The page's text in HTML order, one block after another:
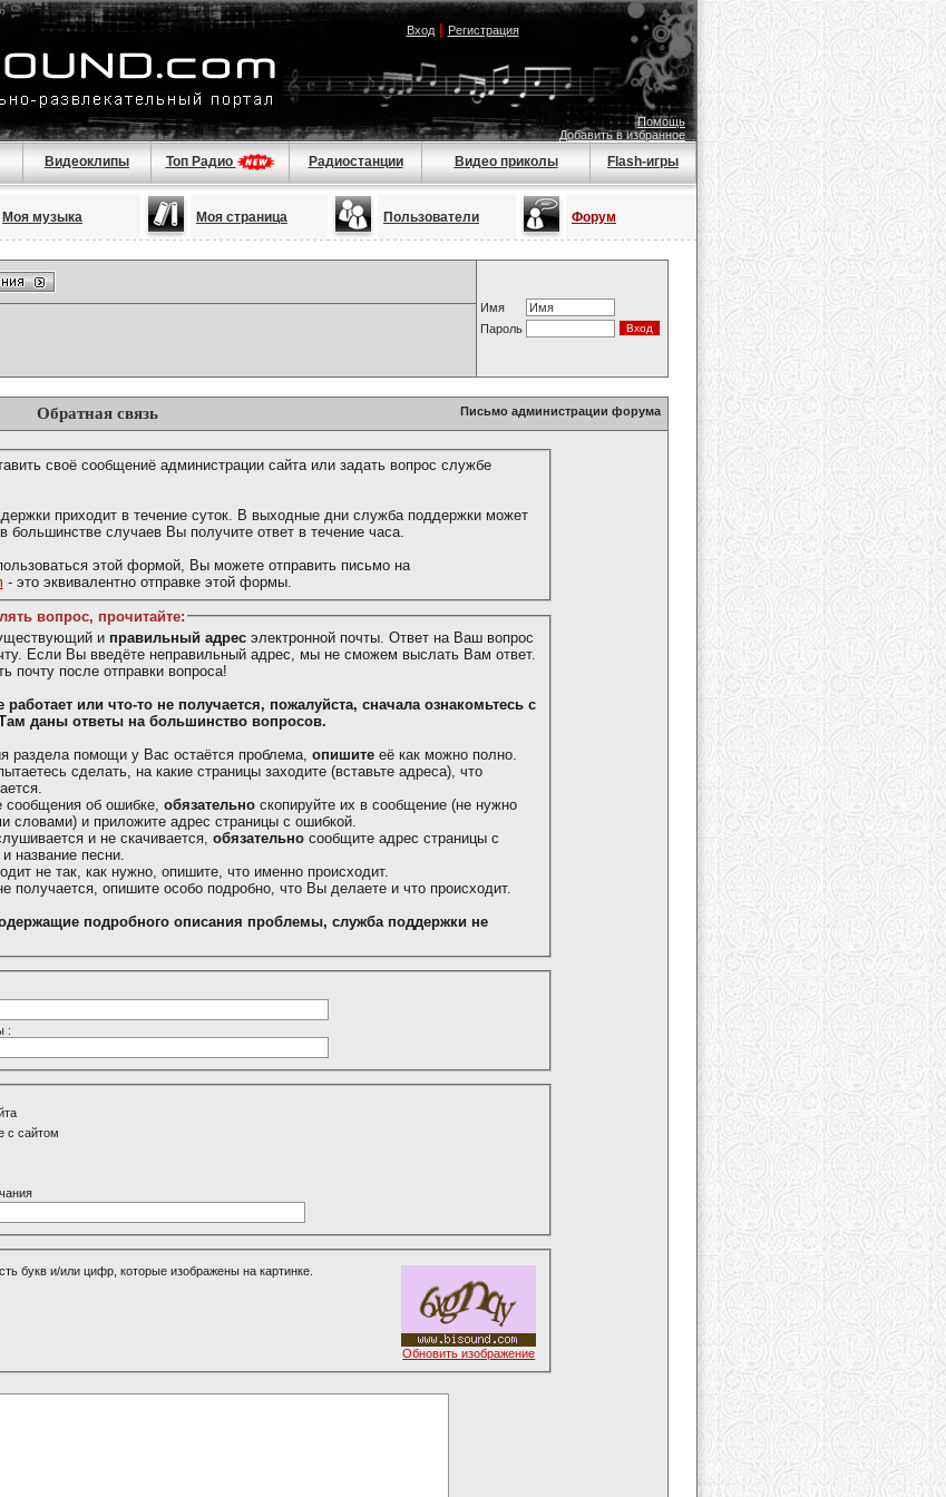
Вход| Регистрация
Помощь
Добавить в избранное
Видеоклипы Топ Радио Радиостанции Видео приколы Flash-игры
Моя музыка Моя страница Пользователи Форум
Имя
Пароль
Письмо администрации форума
Обратная связь
своё сообщениё администрации сайта или задать вопрос службе
приходит в течение суток. В выходные дни служба поддержки может
большинстве случаев Вы получите ответ в течение часа.
этой формой, Вы можете отправить письмо на
- это эквивалентно отправке этой формы.
вопрос, прочитайте:
и правильный адресэлектронной почты. Ответ на Ваш вопрос
Если Вы введёте неправильный адрес, мы не сможем выслать Вам ответ.
почту после отправки вопроса!
не работает или что-то не получается, пожалуйста, сначала ознакомьтесь с
Там даны ответы на большинство вопросов.
раздела помощи у Вас остаётся проблема, опишитееё как можно полно.
сделать, на какие страницы заходите (вставьте адреса), что
об ошибке, обязательноскопируйте их в сообщение (не нужно
словами) и приложите адрес страницы с ошибкой.
и не скачивается, обязательносообщите адрес страницы с
название песни.
не так, как нужно, опишите, что именно происходит.
получается, опишите особо подробно, что Вы делаете и что происходит.
подробного описания проблемы, служба поддержки не
:
с сайтом
букв и/или цифр, которые изображены на картинке.
Обновить изображение